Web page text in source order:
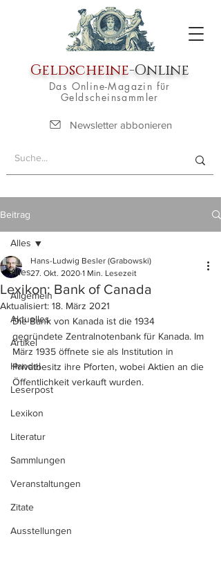
Geldscheine-Online
Das Online-Magazin für
Geldscheinsammler
Newsletter abbonieren
Beitrag
Alles
Allgemein
Aktuelles
Artikel
Handel
Leserpost
Lexikon
Literatur
Sammlungen
Veranstaltungen
Zitate
Ausstellungen
Alles
Lexikon: Bank of Canada
Hans-Ludwig Besler (Grabowski)
27. Okt. 2020 1 Min. Lesezeit
Aktualisiert: 18. März 2021
Die Bank von Kanada ist die 1934
gegründete Zentralnotenbank für Kanada. Im
März 1935 öffnete sie als Institution in
Privatbesitz ihre Pforten, wobei Aktien an die
Öffentlichkeit verkauft wurden.